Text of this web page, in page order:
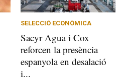
SELECCIÓ ECONÒMICA
Sacyr Agua i Cox
reforcen la presència
espanyola en desalació
i...